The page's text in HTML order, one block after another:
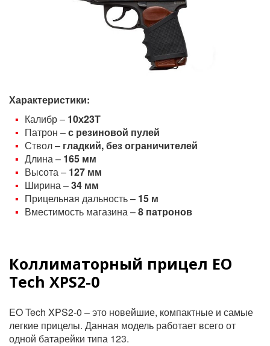
Характеристики:
Калибр – 10х23Т
Патрон –с резиновой пулей
Ствол – гладкий, без ограничителей
Длина – 165 мм
Высота – 127 мм
Ширина –34 мм
Прицельная дальность – 15 м
Вместимость магазина –8 патронов
Коллиматорный прицел EO
Tech XPS2-0
EO Tech XPS2-0 – это новейшие, компактные и самые
легкие прицелы. Данная модель работает всего от
одной батарейки типа 123.